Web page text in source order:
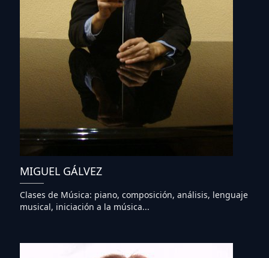
MIGUEL GÁLVEZ
Clases de Música: piano, composición, análisis, lenguaje
musical, iniciación a la música...